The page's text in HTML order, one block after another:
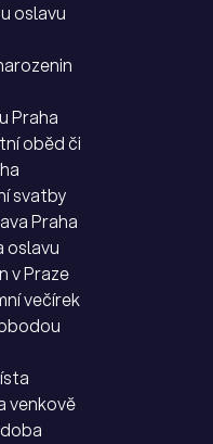
oslavu
Praha
oběd či
svatby
Praha
oslavu
v Praze
večírek
venkově